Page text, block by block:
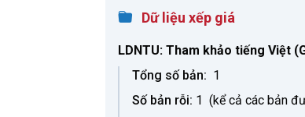
Dữ liệu xếp giá
LDNTU: Tham khảo tiếng Việt
Tổng số bản: 1
Số bản rỗi: 1 (kể cả các bản